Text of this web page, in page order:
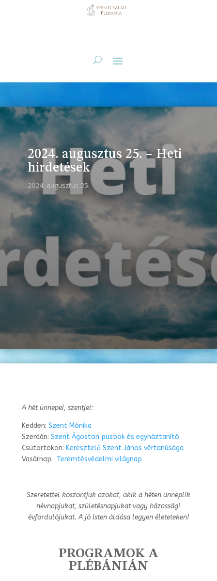
2024. augusztus 25. – Heti
hirdetések
2024. augusztus 25.
A hét ünnepei, szentjei:
Kedden: Szent Mónika
Szerdán: Szent Ágoston püspök és egyháztanító
Csütörtökön: Keresztelő Szent János vértanúsága
Vasárnap: Teremtésvédelmi világnap
Szeretettel köszöntjük azokat, akik a héten ünneplik
névnapjukat, születésnapjukat vagyházassági
évfordulójukat. A jó Isten áldása legyen életeteken!
PROGRAMOK A
PLÉBÁNIÁN